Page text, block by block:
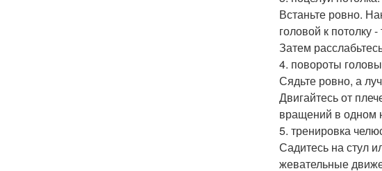
Встаньте ровно.
головой к потолку
Затем
4. повороты
Сядьте ровно, а
Двигайтесь от
вращений в одном
5. тренировка
Садитесь на стул
жевательные